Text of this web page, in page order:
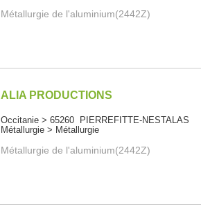
Métallurgie de l'aluminium(2442Z)
ALIA PRODUCTIONS
Occitanie > 65260 PIERREFITTE-NESTALAS
Métallurgie > Métallurgie
Métallurgie de l'aluminium(2442Z)